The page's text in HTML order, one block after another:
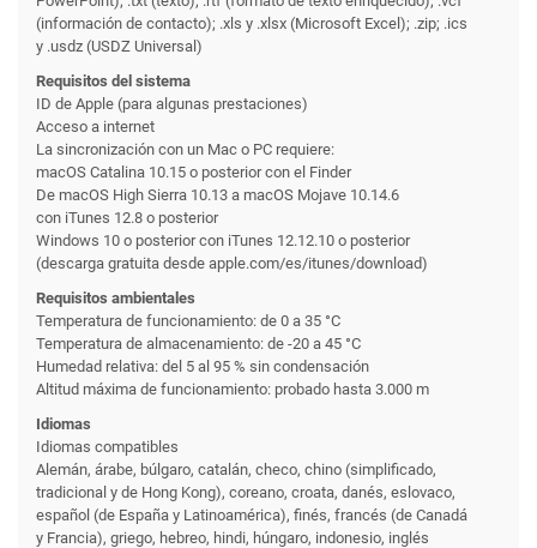
(información de contacto); .xls y .xlsx (Microsoft Excel); .zip; .ics
y .usdz (USDZ Universal)
Requisitos del sistema
ID de Apple (para algunas prestaciones)
Acceso a internet
La sincronización con un Mac o PC requiere:
macOS Catalina 10.15 o posterior con el Finder
De macOS High Sierra 10.13 a macOS Mojave 10.14.6
con iTunes 12.8 o posterior
Windows 10 o posterior con iTunes 12.12.10 o posterior
(descarga gratuita desde apple.com/es/itunes/download)
Requisitos ambientales
Temperatura de funciona­miento: de 0 a 35 °C
Temperatura de almacena­miento: de -20 a 45 °C
Humedad relativa: del 5 al 95 % sin condensación
Altitud máxima de funciona­miento: probado hasta 3.000 m
Idiomas
Idiomas compatibles
Alemán, árabe, búlgaro, catalán, checo, chino (simplificado,
tradicional y de Hong Kong), coreano, croata, danés, eslovaco,
español (de España y Latinoamérica), finés, francés (de Canadá
y Francia), griego, hebreo, hindi, húngaro, indonesio, inglés